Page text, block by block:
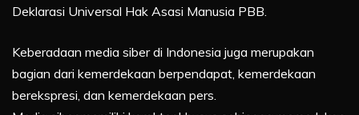
Deklarasi Universal Hak Asasi Manusia PBB.
Keberadaan media siber di Indonesia juga merupakan
bagian dari kemerdekaan berpendapat, kemerdekaan
berekspresi, dan kemerdekaan pers.